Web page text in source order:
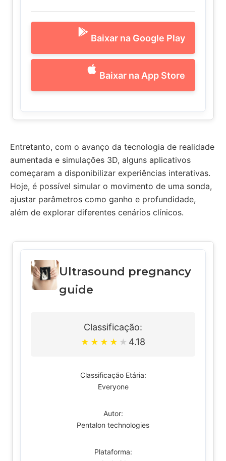
Baixar na Google Play
Baixar na App Store
Entretanto, com o avanço da tecnologia de realidade
aumentada e simulações 3D, alguns aplicativos
começaram a disponibilizar experiências interativas.
Hoje, é possível simular o movimento de uma sonda,
ajustar parâmetros como ganho e profundidade,
além de explorar diferentes cenários clínicos.
Ultrasound pregnancy
guide
Classificação:
★ ★ ★ ★ ★ 4.18
Classificação Etária:
Everyone
Autor:
Pentalon technologies
Plataforma: